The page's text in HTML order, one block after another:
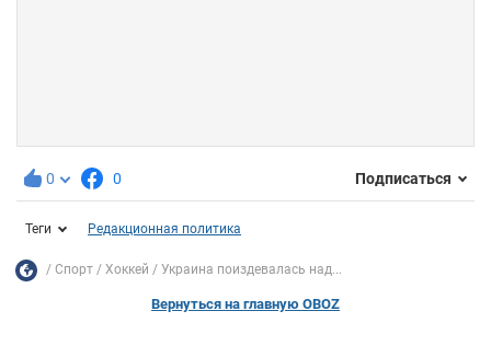
0 0 Подписаться
Теги Редакционная политика
Спорт Хоккей Украина поиздевалась над...
Вернуться на главную OBOZ